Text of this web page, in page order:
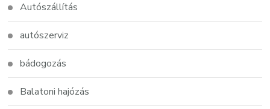
Autószállítás
autószerviz
bádogozás
Balatoni hajózás